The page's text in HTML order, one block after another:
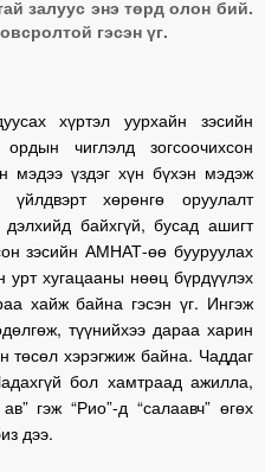
залуус энэ төрд олон бий.
гэсэн үг.
хүртэл уурхайн зэсийн
чиглэлд зогсоочихсон
мэдээ үздэг хүн бүхэн мэдэж
хөрөнгө оруулалт
байхгүй, бусад ашигт
зэсийн АМНАТ-өө бууруулах
хугацааны нөөц бүрдүүлэх
хайж байна гэсэн үг. Ингэж
түүнийхээ дараа харин
төсөл хэрэгжиж байна. Чаддаг
бол хамтраад ажилла,
гэж “Рио”-д “салаавч” өгөх
дээ.